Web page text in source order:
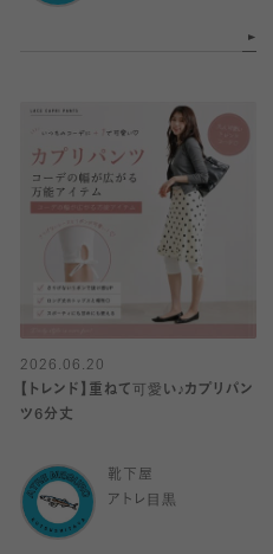
2026.06.20
【トレンド】重ねて可愛い♪カプリパン
ツ6分丈
靴下屋
アトレ目黒